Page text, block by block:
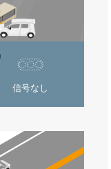
信号なし